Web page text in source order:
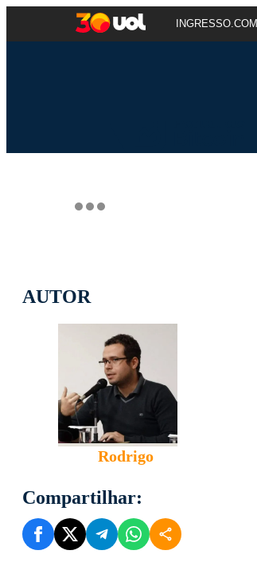
INGRESSO.COM
AUTOR
Rodrigo
Compartilhar: